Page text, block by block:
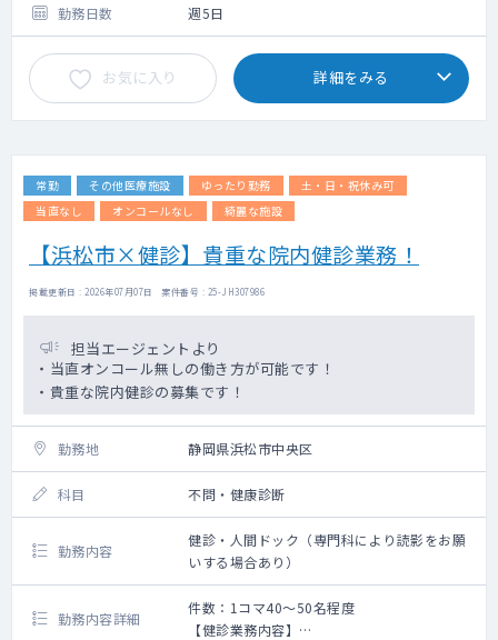
勤務日数 週5日
お気に入り 詳細をみる
常勤 その他医療施設 ゆったり勤務
土・日・祝休み可
当直なし
オンコールなし 綺麗な施設
【浜松市×健診】貴重な院内健診業務！
掲載更新日 : 2026年07月07日 案件番号 : 25-JH307986
担当エージェントより
・当直オンコール無しの働き方が可能です！
・貴重な院内健診の募集です！
勤務地 静岡県浜松市中央区
科目 不問・健康診断
勤務内容
健診・人間ドック（専門科により読影をお願
いする場合あり）
勤務内容詳細
件数：1コマ40～50名程度
【健診業務内容】